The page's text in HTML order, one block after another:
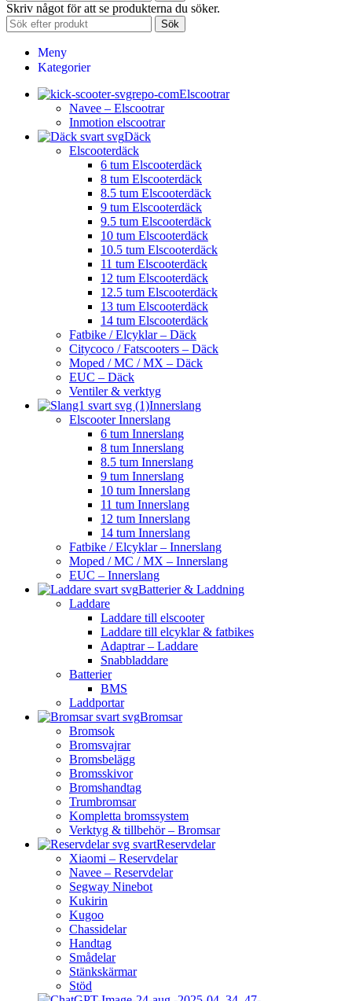
Skriv något för att se produkterna du söker.
Sök
Meny
Kategorier
Elscootrar
Navee – Elscootrar
Inmotion elscootrar
Däck
Elscooterdäck
6 tum Elscooterdäck
8 tum Elscooterdäck
8.5 tum Elscooterdäck
9 tum Elscooterdäck
9.5 tum Elscooterdäck
10 tum Elscooterdäck
10.5 tum Elscooterdäck
11 tum Elscooterdäck
12 tum Elscooterdäck
12.5 tum Elscooterdäck
13 tum Elscooterdäck
14 tum Elscooterdäck
Fatbike / Elcyklar – Däck
Citycoco / Fatscooters – Däck
Moped / MC / MX – Däck
EUC – Däck
Ventiler & verktyg
Innerslang
Elscooter Innerslang
6 tum Innerslang
8 tum Innerslang
8.5 tum Innerslang
9 tum Innerslang
10 tum Innerslang
11 tum Innerslang
12 tum Innerslang
14 tum Innerslang
Fatbike / Elcyklar – Innerslang
Moped / MC / MX – Innerslang
EUC – Innerslang
Batterier & Laddning
Laddare
Laddare till elscooter
Laddare till elcyklar & fatbikes
Adaptrar – Laddare
Snabbladdare
Batterier
BMS
Laddportar
Bromsar
Bromsok
Bromsvajrar
Bromsbelägg
Bromsskivor
Bromshandtag
Trumbromsar
Kompletta bromssystem
Verktyg & tillbehör – Bromsar
Reservdelar
Xiaomi – Reservdelar
Navee – Reservdelar
Segway Ninebot
Kukirin
Kugoo
Chassidelar
Handtag
Smådelar
Stänkskärmar
Stöd